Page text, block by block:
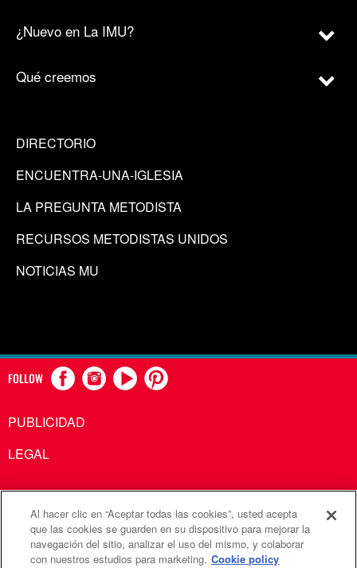
¿Nuevo en La IMU?
Qué creemos
DIRECTORIO
ENCUENTRA-UNA-IGLESIA
LA PREGUNTA METODISTA
RECURSOS METODISTAS UNIDOS
NOTICIAS MU
FOLLOW
PUBLICIDAD
LEGAL
Comunicaciones Metodistas Unidas es una agencia de la
Iglesia Metodista Unida
Al hacer clic en “Aceptar todas las cookies”, usted acepta
que las cookies se guarden en su dispositivo para mejorar la
navegación del sitio, analizar el uso del mismo, y colaborar
con nuestros estudios para marketing. Cookie policy